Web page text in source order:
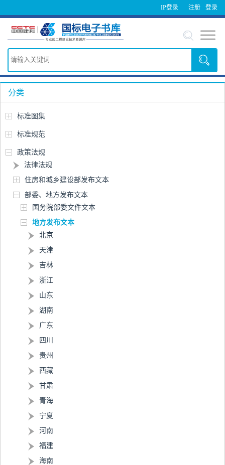
IP登录 登录
注册
分类
标准图集
标准规范
政策法规
法律法规
住房和城乡建设部发布文本
部委、地方发布文本
国务院部委文件文本
地方发布文本
北京
天津
吉林
浙江
山东
湖南
广东
四川
贵州
西藏
甘肃
青海
宁夏
河南
福建
海南